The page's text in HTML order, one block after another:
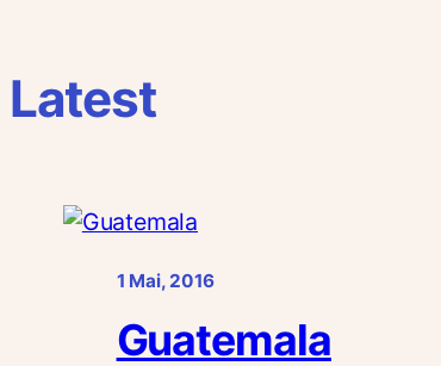
Latest
1 Mai, 2016
Guatemala